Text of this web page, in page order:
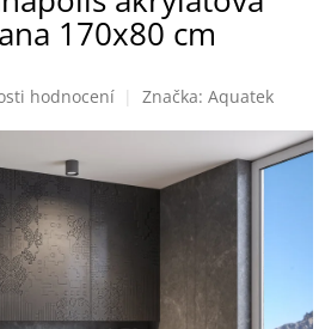
170x80 cm
hodnocení Značka: Aquatek